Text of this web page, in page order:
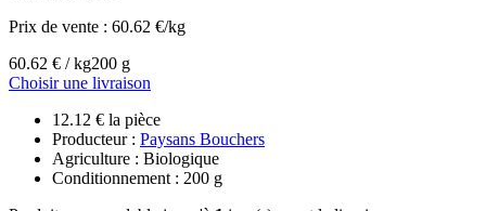
Prix de vente : 60.62 €/kg
60.62 € / kg200 g
Choisir une livraison
12.12 € la pièce
Producteur : Paysans Bouchers
Agriculture : Biologique
Conditionnement : 200 g